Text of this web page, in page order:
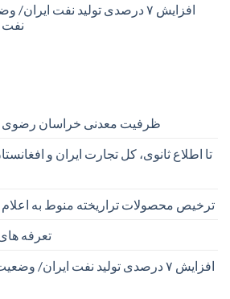
افزایش ۷ درصدی تولید نفت
ظرفیت معدنی خراسان رضوی به ۹۳۰ میلیون تن
تا اطلاع ثانوی، کل تجارت ایران و
ترخیص محصولات تراریخته منوط به
تعرفه های
افزایش ۷ درصدی تولید نفت